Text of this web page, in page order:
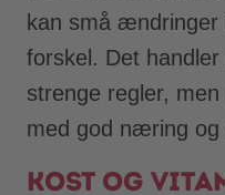
kan små ændringer
forskel. Det
strenge regler,
med god næring og
Kost og